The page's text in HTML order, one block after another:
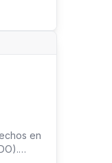
en